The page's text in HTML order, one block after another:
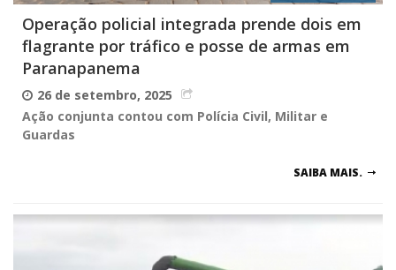
Operação policial integrada prende dois em
flagrante por tráfico e posse de armas em
Paranapanema
26 de setembro, 2025
Ação conjunta contou com Polícia Civil, Militar e
Guardas
SAIBA MAIS.